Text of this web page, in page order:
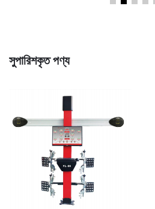
সুপারিশকৃত পণ্য